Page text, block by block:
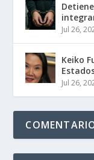
Jul 26,
Keiko
Jul 26,